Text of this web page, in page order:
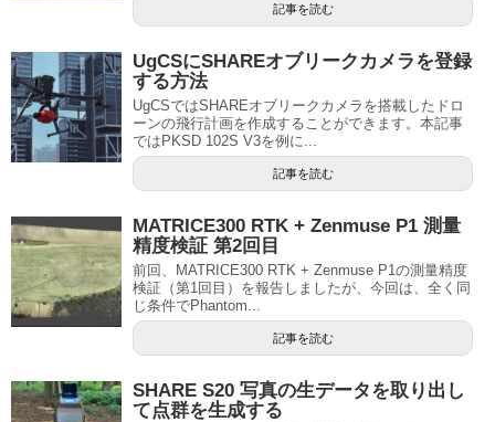
記事を読む
UgCSにSHAREオブリークカメラを登録
する方法
UgCSではSHAREオブリークカメラを搭載したドロ
ーンの飛行計画を作成することができます。本記事
ではPKSD 102S V3を例に...
記事を読む
MATRICE300 RTK + Zenmuse P1 測量
精度検証 第2回目
前回、MATRICE300 RTK + Zenmuse P1の測量精度
検証（第1回目）を報告しましたが、今回は、全く同
じ条件でPhantom...
記事を読む
SHARE S20 写真の生データを取り出し
て点群を生成する